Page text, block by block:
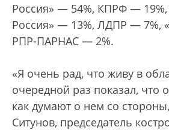
Россия» — 54%, КПРФ — 19%,
Россия» — 13%, ЛДПР — 7%,
РПР-ПАРНАС — 2%.
«Я очень рад, что живу в
очередной раз показал, что
как думают о нем со
Ситунов, председатель